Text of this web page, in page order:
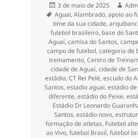
Publicado
em
3 de maio de 2025
Tags
Aguaí, Alambrado, apoio ao
time da sua cidade,
futebol brasileiro, base do
Aguaí, camisa do Santos,
campo de futebol, categoria de
treinamento, Centro de
cidade de Aguaí, cidade de
estádio, CT Rei Pelé, escudo do
Santos, estadio aguai, estádio
diferente, estádio do Peixe,
Estádio Dr Leonardo
Santos, estádio novo,
formação de atletas, Futebol
ao Vivo, futebol Brasil, futebol